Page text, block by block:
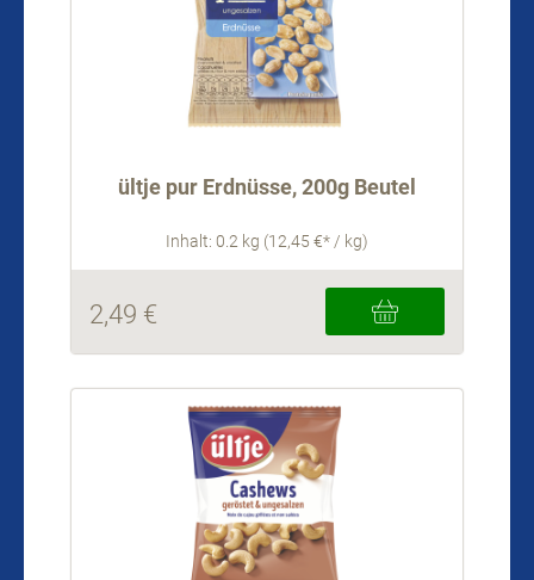
ültje pur Erdnüsse, 200g Beutel
Inhalt: 0.2 kg (12,45 €* / kg)
2,49 €